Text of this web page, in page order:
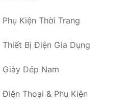
Phụ Kiện Thời Trang
Thiết Bị Điện Gia Dụng
Giày Dép Nam
Điện Thoại & Phụ Kiện